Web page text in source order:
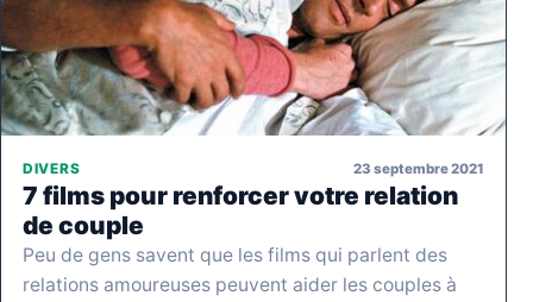
DIVERS 23 septembre 2021
7 films pour renforcer votre relation
de couple
Peu de gens savent que les films qui parlent des
relations amoureuses peuvent aider les couples à